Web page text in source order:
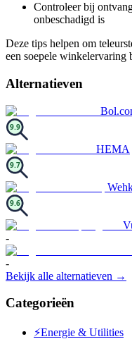
Controleer bij
onbeschadigd is
Deze tips helpen om
een soepele winkelervaring
Alternatieven
9.9
HEMA
9.7
9.6
-
-
Bekijk alle alternatieven →
Categorieën
⚡Energie & Utilities